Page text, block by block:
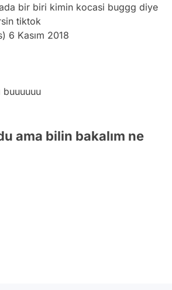
bir biri kimin kocasi buggg diye
tiktok
6 Kasım 2018
buuuuuu
ama bilin bakalım ne